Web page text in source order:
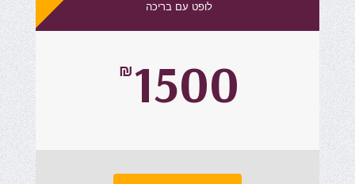
לופט עם בריכה ​
₪ 1500